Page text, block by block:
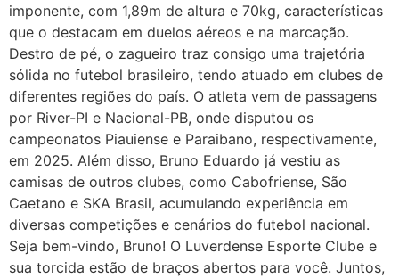
imponente, com 1,89m de altura e 70kg, características
que o destacam em duelos aéreos e na marcação.
Destro de pé, o zagueiro traz consigo uma trajetória
sólida no futebol brasileiro, tendo atuado em clubes de
diferentes regiões do país. O atleta vem de passagens
por River-PI e Nacional-PB, onde disputou os
campeonatos Piauiense e Paraibano, respectivamente,
em 2025. Além disso, Bruno Eduardo já vestiu as
camisas de outros clubes, como Cabofriense, São
Caetano e SKA Brasil, acumulando experiência em
diversas competições e cenários do futebol nacional.
Seja bem-vindo, Bruno! O Luverdense Esporte Clube e
sua torcida estão de braços abertos para você. Juntos,